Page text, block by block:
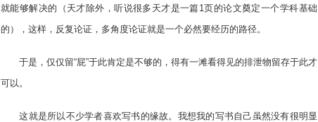
就能够解决的（天才除外，听说很多天才是一篇1页的论文奠定一个学科基础
的），这样，反复论证，多角度论证就是一个必然要经历的路径。
于是，仅仅留“屁”于此肯定是不够的，得有一滩看得见的排泄物留存于此才
可以。
这就是所以不少学者喜欢写书的缘故。我想我的写书自己虽然没有很明显